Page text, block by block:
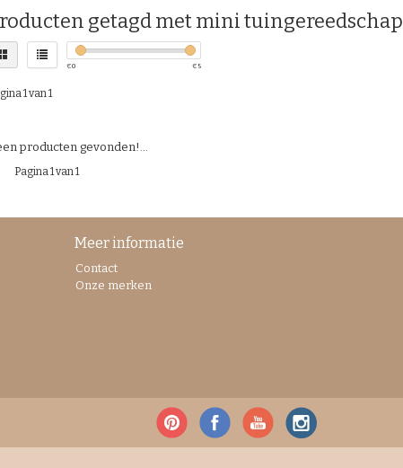
getagd met mini tuingereedschap
€0 € 5
1 van 1
producten gevonden!...
Pagina 1 van 1
Meer informatie
Contact
Onze merken